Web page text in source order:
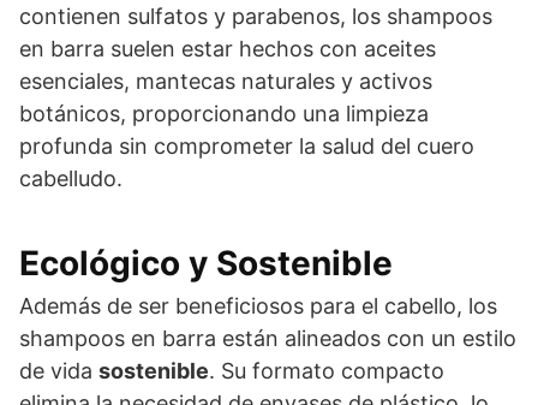
contienen sulfatos y parabenos, los shampoos
en barra suelen estar hechos con aceites
esenciales, mantecas naturales y activos
botánicos, proporcionando una limpieza
profunda sin comprometer la salud del cuero
cabelludo.
Ecológico y Sostenible
Además de ser beneficiosos para el cabello, los
shampoos en barra están alineados con un estilo
de vida sostenible. Su formato compacto